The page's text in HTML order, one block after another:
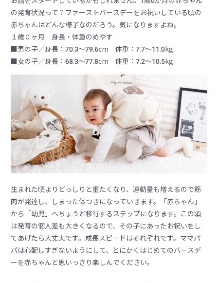
の発育状況って？ファーストバースデーをお祝いしている頃の
赤ちゃんはどんな様子なのだろう。気になりますよね。
１歳０ヶ月 身長・体重のめやす
■男の子／身長：70.3～79.6cm 体重：7.7～11.0kg
■女の子／身長：68.3～77.8cm 体重：7.2～10.5kg
生まれた頃よりどっしりと重たくなり、運動量も増えるので筋
肉が発達し、しまった体つきになっていきます。「赤ちゃん」
から「幼児」へちょうど移行するステップになります。この頃
は発育の個人差も大きくなるので、その子にあったお祝いをし
てあげたら大丈夫です。成長スピードはそれぞれです。ママパ
パは心配しすぎないようにして、とにかくはじめてのバースデ
ーを赤ちゃんと思いっきり楽しんでください。